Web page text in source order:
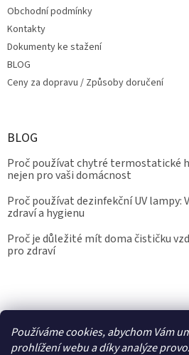
Používáme cookies, abychom Vám
prohlížení webu a díky analýze
Obchodní podmínky
Kontakty
Dokumenty ke stažení
BLOG
Ceny za dopravu / Způsoby doručení
BLOG
Proč používat chytré termostatické
nejen pro vaši domácnost
Proč používat dezinfekční UV lampy:
zdraví a hygienu
Proč je důležité mít doma čističku
pro zdraví